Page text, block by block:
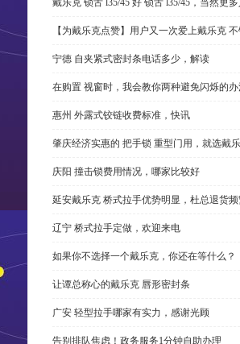
【为戴乐克点赞】用户又一次爱上戴乐克
宁德 自夹紧式密封条电话多少，解读
在购置 视窗时，我会教你两种避免闪烁的
惠州 外露式铰链收费标准，快讯
肇庆经济实惠的 把手锁 重型门用，就选戴
庆阳 撞击锁费用情况，哪家比较好
延安戴乐克 桥式拉手优势明显，杜总退货
辽宁 桥式拉手定做，欢迎来电
如果你不选择一个戴乐克，你还在等什么？
让谭总称心的戴乐克 唇形密封条
广安 轻型拉手哪家有实力，感谢光顾
告别排队焦虑！政务服务1分钟自助办理